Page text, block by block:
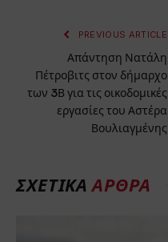
PREVIOUS ARTICLE
Απάντηση Νατάλη
Πέτροβιτς στον δήμαρχο
των 3Β για τις οικοδομικές
εργασίες του Αστέρα
Βουλιαγμένης
ΣΧΕΤΙΚΆΆΡΘΡΑ